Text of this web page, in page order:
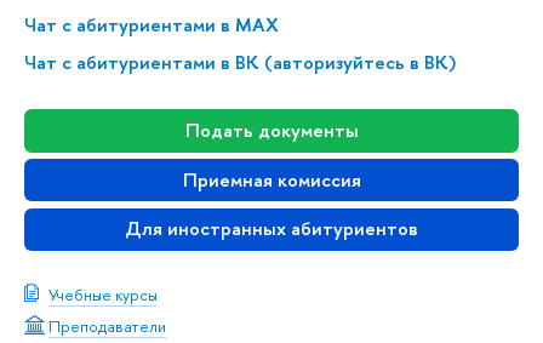
Чат с абитуриентами в MAX
Чат с абитуриентами в ВК (авторизуйтесь в ВК)
Подать документы
Приемная комиссия
Для иностранных абитуриентов
Учебные курсы
Преподаватели